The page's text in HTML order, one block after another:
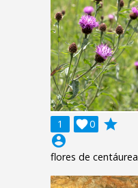
1 0

grade
account_circle
flores de centáurea